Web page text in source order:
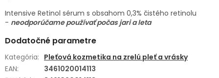
Intensive Retinol sérum s obsahom 0,3% čistého retinolu
- neodporúčame používať počas jari a leta
Dodatočné parametre
Kategória: Pleťová kozmetika na zrelú pleť a vrásky
EAN:
3461020014113